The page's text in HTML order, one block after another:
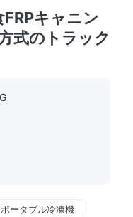
キャニン
式のトラック
ータブル冷凍機